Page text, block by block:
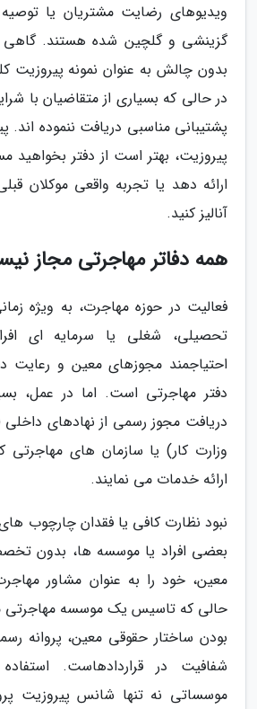
ویدیوهای رضایت مشتریان یا
گزینشی و گلچین شده هستند. گاهی
بدون چالش به عنوان نمونه پیروزیت
در حالی که بسیاری از متقاضیان با
پشتیبانی مناسبی دریافت ننموده اند.
پیروزیت، بهتر است از دفتر بخواهید
ارائه دهد یا تجربه واقعی موکلان
آنالیز کنید.
همه دفاتر مهاجرتی مجاز
فعالیت در حوزه مهاجرت، به ویژه
تحصیلی، شغلی یا سرمایه ای
احتیاجمند مجوزهای معین و رعایت
دفتر مهاجرتی است. اما در عمل،
دریافت مجوز رسمی از نهادهای داخلی
وزارت کار) یا سازمان های مهاجرتی
ارائه خدمات می نمایند.
نبود نظارت کافی یا فقدان چارچوب
بعضی افراد یا موسسه ها، بدون
معین، خود را به عنوان مشاور
حالی که تاسیس یک موسسه مهاجرتی
بودن ساختار حقوقی معین، پروانه
شفافیت در قراردادهاست.
موسساتی نه تنها شانس پیروزیت